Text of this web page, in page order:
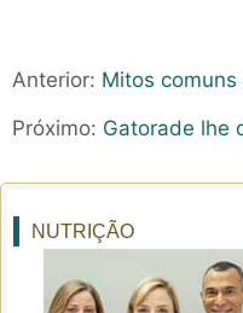
Anterior: Mitos
Próximo: Gatorade lhe
NUTRIÇÃO